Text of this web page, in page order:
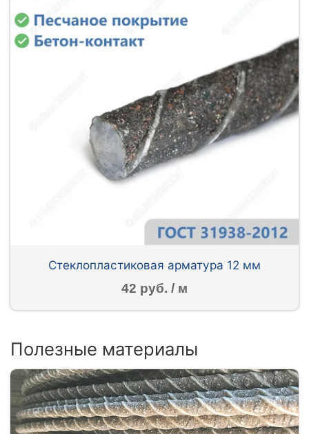
Стеклопластиковая арматура 12 мм
42 руб. / м
Полезные материалы